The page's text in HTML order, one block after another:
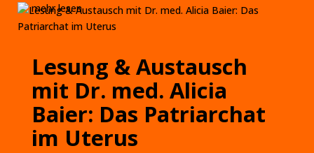
mehr lesen
Lesung & Austausch
mit Dr. med. Alicia
Baier: Das Patriarchat
im Uterus